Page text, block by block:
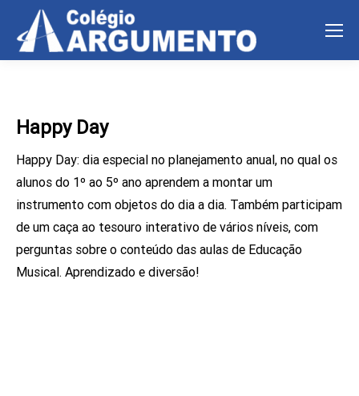
Happy Day
Happy Day: dia especial no planejamento anual, no qual os
alunos do 1º ao 5º ano aprendem a montar um
instrumento com objetos do dia a dia. Também participam
de um caça ao tesouro interativo de vários níveis, com
perguntas sobre o conteúdo das aulas de Educação
Musical. Aprendizado e diversão!